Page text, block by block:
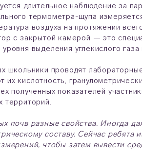
длительное наблюдение за
термометра-щупа
воздуха на протяжении
с закрытой камерой — это
выделения углекислого газа
школьники проводят
кислотность,
полученных показателей
территорий.
почв разные свойства. Иногда
составу. Сейчас ребята
чтобы затем вывести